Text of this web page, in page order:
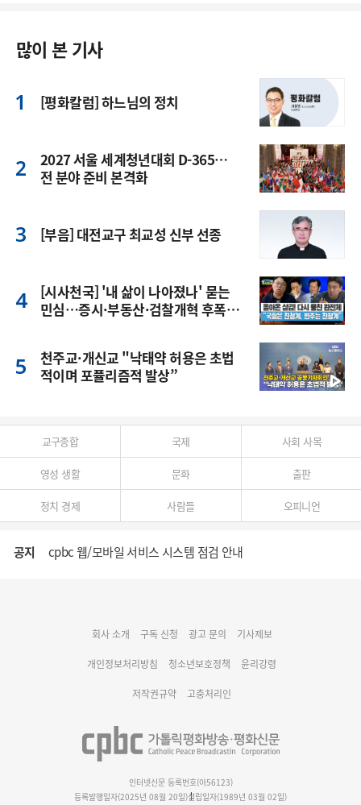
많이 본 기사
[평화칼럼] 하느님의 정치
2027 서울 세계청년대회 D-365…
전 분야 준비 본격화
[부음] 대전교구 최교성 신부 선종
[시사천국] '내 삶이 나아졌나' 묻는
민심…증시·부동산·검찰개혁 후폭
천주교·개신교 "낙태약 허용은 초법
적이며 포퓰리즘적 발상”
교구종합 국제 사회 사목
영성 생활 문화 출판
정치 경제 사람들 오피니언
공지 cpbc 웹/모바일 서비스 시스템 점검 안내
명동 미디어큐브 & 1898 미디어월 공모전 수상작 발표
회사 소개 구독 신청 광고 문의 기사제보
개인정보처리방침 청소년보호정책 윤리강령
저작권규약 고충처리인
인터넷신문 등록번호(아56123)
등록발행일자(2025년 08월 20일)설립일자(1989년 03월 02일)